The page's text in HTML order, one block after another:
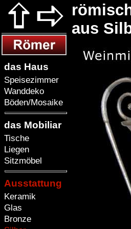
das Haus
Speisezimmer
Wanddeko
Böden/Mosaike
das Mobiliar
Tische
Liegen
Sitzmöbel
Ausstattung
Keramik
Glas
Bronze
aus